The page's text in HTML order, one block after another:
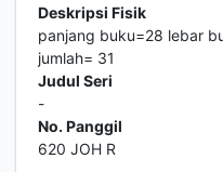
Deskripsi Fisik
panjang buku=28 lebar
jumlah= 31
Judul Seri
-
No. Panggil
620 JOH R